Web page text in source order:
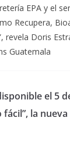
EPA y el
Recupera,
revela Doris
Guatemala
el 5
fácil”, la